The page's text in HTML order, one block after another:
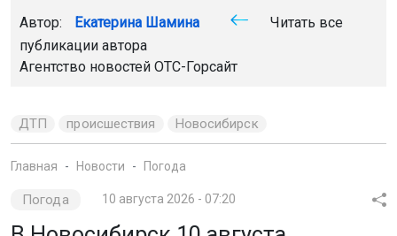
Автор: Екатерина Шамина
Читать все
публикации автора
Агентство новостей ОТС-Горсайт
ДТП происшествия Новосибирск
Главная Новости Погода
Погода 10 августа 2026 - 07:20